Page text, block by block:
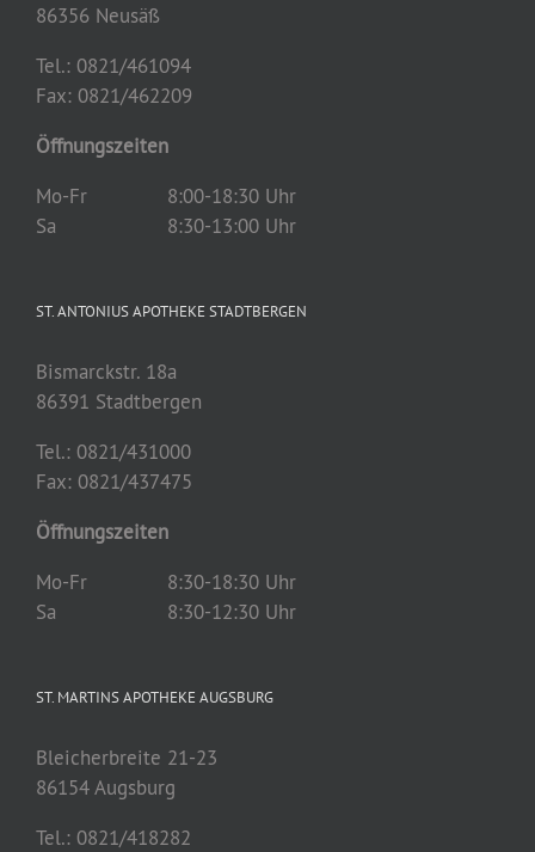
86356 Neusäß
Tel.: 0821/461094
Fax: 0821/462209
Öffnungszeiten
Mo-Fr
8:00-18:30 Uhr
Sa
8:30-13:00 Uhr
ST. ANTONIUS APOTHEKE STADTBERGEN
Bismarckstr. 18a
86391 Stadtbergen
Tel.: 0821/431000
Fax: 0821/437475
Öffnungszeiten
Mo-Fr
8:30-18:30 Uhr
Sa
8:30-12:30 Uhr
ST. MARTINS APOTHEKE AUGSBURG
Bleicherbreite 21-23
86154 Augsburg
Tel.: 0821/418282